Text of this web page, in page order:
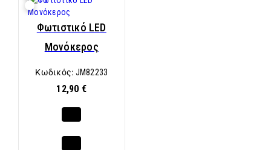
Φωτιστικό LED
Μονόκερος
Κωδικός: JM82233
12,90 €